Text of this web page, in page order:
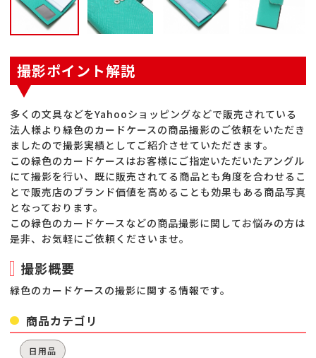
撮影ポイント解説
多くの文具などをYahooショッピングなどで販売されている
法人様より緑色のカードケースの商品撮影のご依頼をいただき
ましたので撮影実績としてご紹介させていただきます。
この緑色のカードケースはお客様にご指定いただいたアングル
にて撮影を行い、既に販売されてる商品とも角度を合わせるこ
とで販売店のブランド価値を高めることも効果もある商品写真
となっております。
この緑色のカードケースなどの商品撮影に関してお悩みの方は
是非、お気軽にご依頼くださいませ。
撮影概要
緑色のカードケースの撮影に関する情報です。
商品カテゴリ
日用品